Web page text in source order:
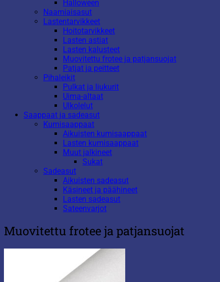
Halloween
Naamiaisasut
Lastentarvikkeet
Hoitotarvikkeet
Lasten astiat
Lasten kalusteet
Muovitettu frotee ja patjansuojat
Patjat ja peitteet
Pihaleikit
Pulkat ja liukurit
Uima-altaat
Ulkolelut
Saappaat ja sadeasut
Kumisaappaat
Aikuisten kumisaappaat
Lasten kumisaappaat
Muut jalkineet
Sukat
Sadeasut
Aikuisten sadeasut
Käsineet ja päähineet
Lasten sadeasut
Sateenvarjot
Muovitettu frotee ja patjansuojat